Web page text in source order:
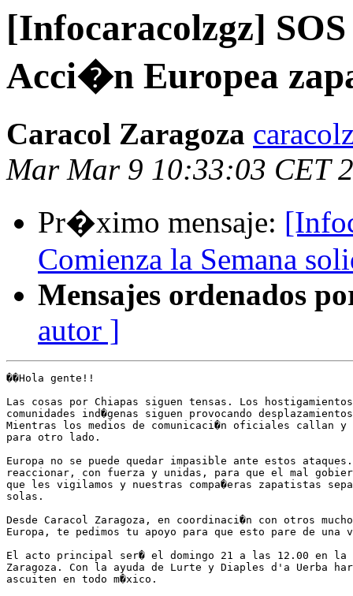
[Infocaracolzgz]
Acci�n Europea
Caracol Zaragoza
Mar Mar 9 10:33:03 CET
Pr�ximo mensaje:
Comienza la Semana
Mensajes ordenados
autor ]
��Hola gente!!
Las cosas por Chiapas siguen tensas. Los
comunidades ind�genas siguen provocando
Mientras los medios de comunicaci�n oficiales callan y
para otro lado.
Europa no se puede quedar impasible ante estos ataques.
reaccionar, con fuerza y unidas, para que el mal
que les vigilamos y nuestras compa�eras zapatistas
solas.
Desde Caracol Zaragoza, en coordinaci�n con otros
Europa, te pedimos tu apoyo para que esto pare de una
El acto principal ser� el domingo 21 a las 12.00 en la
Zaragoza. Con la ayuda de Lurte y Diaples d'a Uerba
ascuiten en todo m�xico.